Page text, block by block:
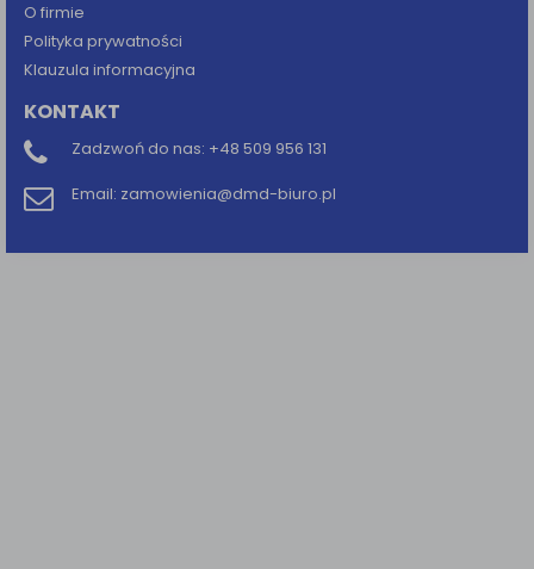
O firmie
Polityka prywatności
Klauzula informacyjna
KONTAKT
Zadzwoń do nas: +48 509 956 131
Email: zamowienia@dmd-biuro.pl